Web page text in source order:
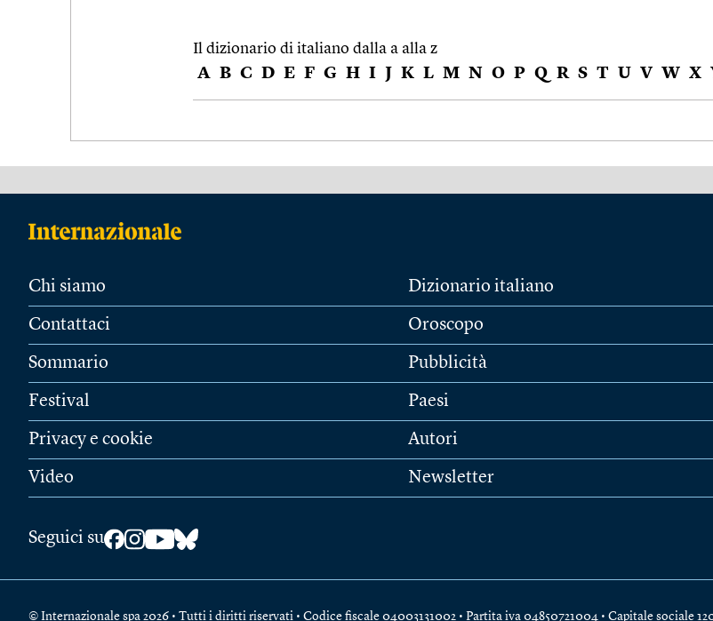
Il dizionario di italiano dalla a alla z
A B C D E F G H I J K L M N O P Q R S T U V W X
Chi siamo
Contattaci
Sommario
Festival
Privacy e cookie
Video
Dizionario italiano
Oroscopo
Pubblicità
Paesi
Autori
Newsletter
Seguici su
© Internazionale spa 2026 • Tutti i diritti riservati • Codice fiscale 04003131002 • Partita iva 04850721004 • Capitale sociale